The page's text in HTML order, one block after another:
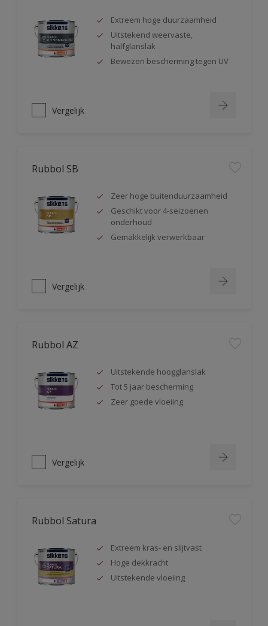
Extreem hoge duurzaamheid
Uitstekend weervaste,
halfglanslak
Bewezen bescherming tegen UV
Vergelijk
Rubbol SB
Zeer hoge buitenduurzaamheid
Geschikt voor 4-seizoenen
onderhoud
Gemakkelijk verwerkbaar
Vergelijk
Rubbol AZ
Uitstekende hoogglanslak
Tot 5 jaar bescherming
Zeer goede vloeiing
Vergelijk
Rubbol Satura
Extreem kras- en slijtvast
Hoge dekkracht
Uitstekende vloeiing